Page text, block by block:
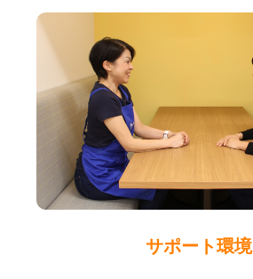
サポート環境